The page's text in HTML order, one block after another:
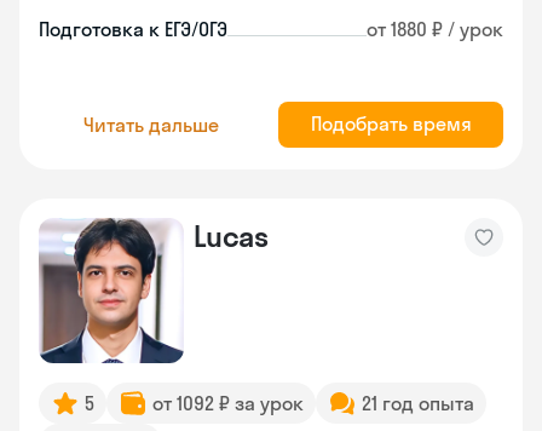
Подготовка к ЕГЭ/ОГЭ от 1880 ₽ / урок
Читать дальше Подобрать время
Lucas
5 от 1092 ₽ за урок
21 год опыта